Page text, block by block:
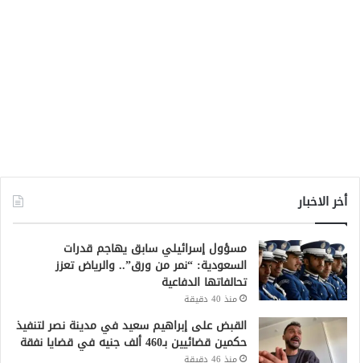
أخر الاخبار
مسؤول إسرائيلي سابق يهاجم قدرات
السعودية: “نمر من ورق”.. والرياض تعزز
تحالفاتها الدفاعية
منذ 40 دقيقة
القبض على إبراهيم سعيد في مدينة نصر لتنفيذ
حكمين قضائيين بـ460 ألف جنيه في قضايا نفقة
منذ 46 دقيقة